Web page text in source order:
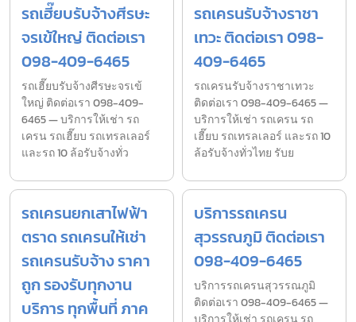
รถเฮี๊ยบรับจ้างศีรษะ
จรเข้ใหญ่ ติดต่อเรา
098-409-6465
รถเฮี๊ยบรับจ้างศีรษะจรเข้
ใหญ่ ติดต่อเรา 098-409-
6465 — บริการให้เช่า รถ
เครน รถเฮี๊ยบ รถเทรลเลอร์
และรถ 10 ล้อรับจ้างทั่ว
รถเครนรับจ้างราชา
เทวะ ติดต่อเรา 098-
409-6465
รถเครนรับจ้างราชาเทวะ
ติดต่อเรา 098-409-6465 —
บริการให้เช่า รถเครน รถ
เฮี๊ยบ รถเทรลเลอร์ และรถ 10
ล้อรับจ้างทั่วไทย รับย
รถเครนยกเสาไฟฟ้า
ตราด รถเครนให้เช่า
รถเครนรับจ้าง ราคา
ถูก รองรับทุกงาน
บริการ ทุกพื้นที่ ภาค
บริการรถเครน
สุวรรณภูมิ ติดต่อเรา
098-409-6465
บริการรถเครนสุวรรณภูมิ
ติดต่อเรา 098-409-6465 —